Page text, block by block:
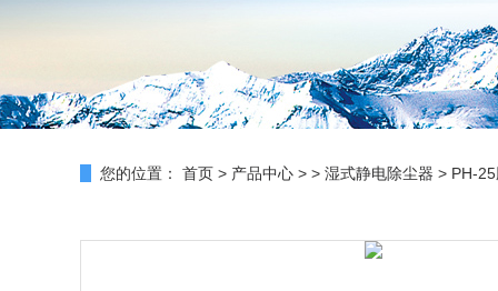
您的位置： 首页 > 产品中心 > > 湿式静电除尘器 > PH-